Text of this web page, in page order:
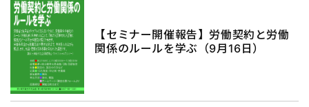
【セミナー開催報告】労働契約と労働
関係のルールを学ぶ（9月16日）